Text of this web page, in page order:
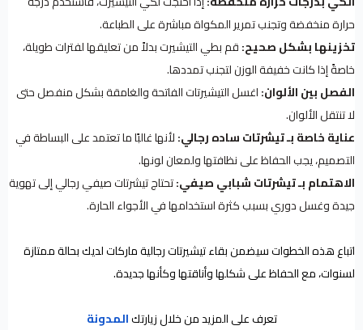
حرارة منخفضة وتجنب تمرير المكواة مباشرة على الطباعة.
تخزينها بشكل صحيح:قم بطي التيشيرت بدلاً من تعليقها لفترات طويلة،
خاصةً إذا كانت خفيفة الوزن لتجنب تمددها.
الفصل بين الألوان:اغسل التيشيرتات الفاتحة والغامقة بشكل منفصل حتى
لا تنتقل الألوان.
عناية خاصة بـ تيشرتات ساده رجالي:لأنها غالبًا ما تعتمد على البساطة في
التصميم، يجب الحفاظ على نظافتها ولمعان لونها.
الاهتمام بـ تيشرتات شبابي صيفي:تحتاج تيشرتات صيفي رجالي إلى تهوية
جيدة وغسل دوري بسبب كثرة استخدامها في الأجواء الحارة.
اتباع هذه الخطوات سيضمن بقاء تيشيرتات رجالية ماركات لديك بحالة ممتازة
لسنوات، مع الحفاظ على شكلها وأناقتها وكأنها جديدة.
تعرف على المزيد من خلال زيارتكالمدونة